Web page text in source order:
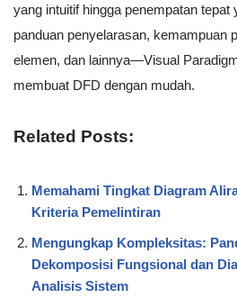
yang intuitif hingga penempatan tepat
panduan penyelarasan, kemampuan
elemen, dan lainnya—Visual
membuat DFD dengan mudah.
Related Posts:
Memahami Tingkat Diagram
Kriteria Pemelintiran
Mengungkap Kompleksitas:
Dekomposisi Fungsional dan
Analisis Sistem